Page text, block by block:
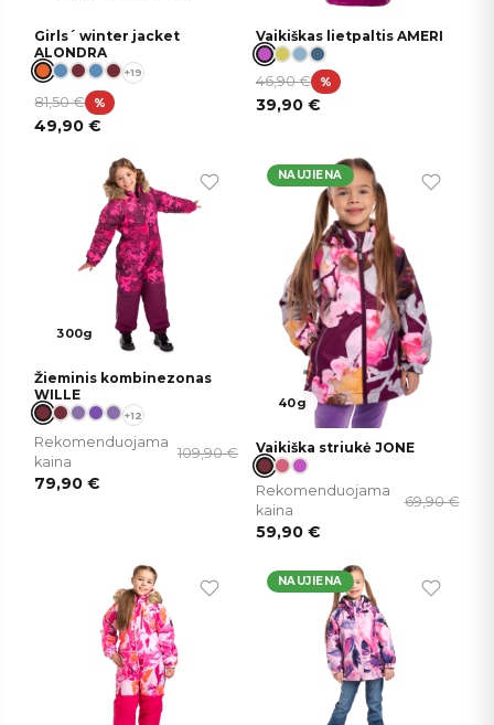
Girls´ winter jacket
ALONDRA
+19
81,50€ %
49,90€
Vaikiškas lietpaltis AMERI
46,90€ %
39,90 €
300g
Žieminis kombinezonas
WILLE
+12
Rekomenduojama
kaina
109,90€
79,90€
40g
NAUJIENA
Vaikiška striukė JONE
Rekomenduojama
kaina
69,90€
59,90 €
NAUJIENA